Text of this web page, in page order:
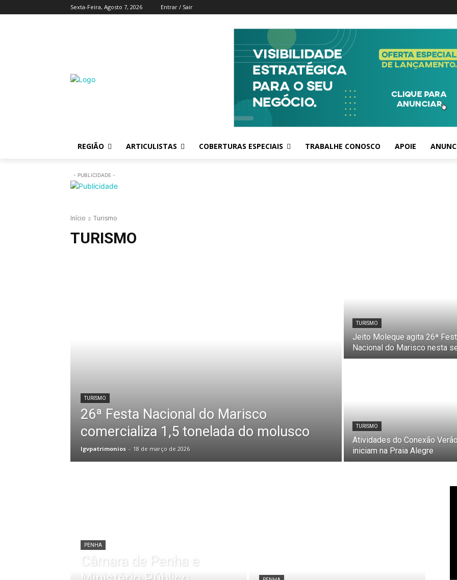
Sexta-Feira, Agosto 7, 2026 Entrar / Sair
REGIÃO ARTICULISTAS COBERTURAS ESPECIAIS TRABALHE CONOSCO APOIE
- PUBLICIDADE -
Início Turismo
TURISMO
TURISMO
26ª Festa Nacional do Marisco
comercializa 1,5 tonelada do molusco
lgvpatrimonios - 18 de março de 2026
TURISMO
Jeito Moleque agita 26ª
Nacional do Marisco nesta
TURISMO
Atividades do Conexão
iniciam na Praia Alegre
PENHA
Câmara de Penha e